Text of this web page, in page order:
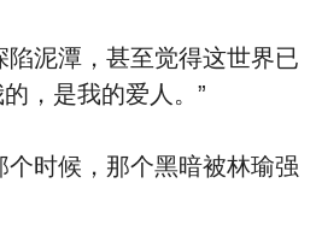
泥潭，甚至觉得这世界已
，是我的爱人。”
时候，那个黑暗被林瑜强